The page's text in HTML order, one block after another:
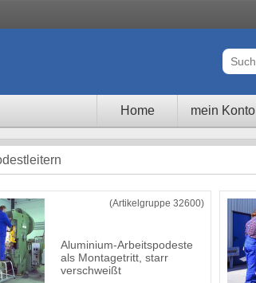
Home mein Konto
(Artikelgruppe 32600)
Aluminium-Arbeitspodeste
als Montagetritt, starr
verschweißt